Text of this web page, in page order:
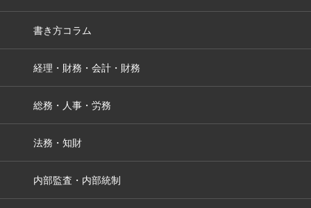
書き方コラム
経理・財務・会計・財務
総務・人事・労務
法務・知財
内部監査・内部統制